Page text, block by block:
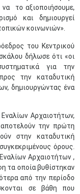
το αξιοποιήσουμε,
και δημιουργεί
κοινωνιών».
του Κεντρικού
δήλωσε ότι «οι
για την
την καταδυτική
δημιουργώντας ένα
Αρχαιοτήτων,
την πρώτη
στην καταδυτική
όρους.
Αρχαιοτήτων ,
τα οποία βυθίστηκαν
από την περίοδο
σε βάθη που